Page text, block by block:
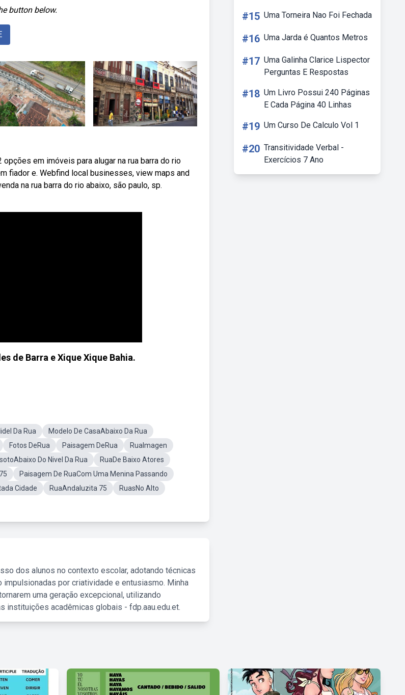
button below.
em imóveis para alugar na rua barra do rio
fiador e. Webfind local businesses, view maps and
na rua barra do rio abaixo, são paulo, sp.
de Barra e Xique Xique Bahia.
Da Rua
Modelo De CasaAbaixo Da Rua
Fotos DeRua Paisagem DeRua
RuaImagen
Do Nivel Da Rua
RuaDe Baixo Atores
Paisagem De RuaCom Uma Menina Passando
Cidade RuaAndaluzita 75
RuasNo Alto
dos alunos no contexto escolar, adotando técnicas
por criatividade e entusiasmo. Minha
uma geração excepcional, utilizando
instituições acadêmicas globais - fdp.aau.edu.et.
#15 Uma Torneira Nao Foi Fechada
#16 Uma Jarda é Quantos Metros
#17 Uma Galinha Clarice Lispector
Perguntas E Respostas
#18 Um Livro Possui 240 Páginas
E Cada Página 40 Linhas
#19 Um Curso De Calculo Vol 1
#20 Transitividade Verbal -
Exercícios 7 Ano